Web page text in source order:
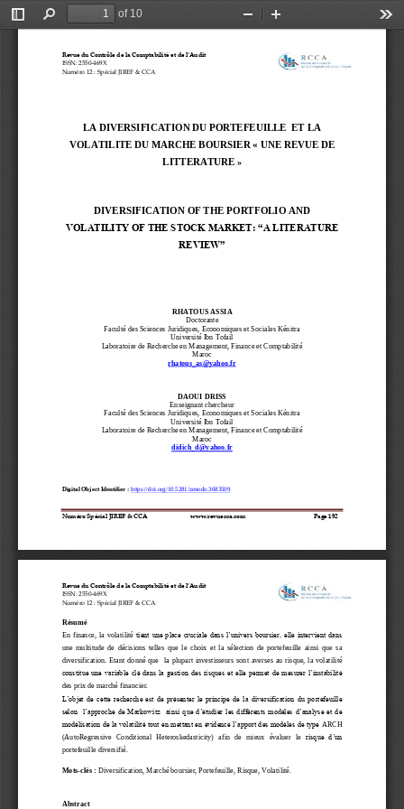
Toggle
Find
of 10
Zoom
Revue du Contrôle de la Comptabilité et de l’Audit
ISSN: 2550-469X
Numéro 12 : Spécial JIREF & CCA
Numéro Spécial JIREF & CCA                            www.revuecca.com Page 192
LA DIVERSIFICATION DU PORTEFEUILLE  ET LA
VOLATILITE DU MARCHE BOURSIER « UNE REVUE DE
LITTERATURE »
DIVERSIFICATION OF THE PORTFOLIO AND
VOLATILITY OF THE STOCK MARKET: “A LITERATURE
REVIEW”
RHATOUS ASSIA
Doctorante
Faculté des Sciences Juridiques, Economiques et Sociales Kénitra
Université Ibn Tofail
Laboratoire de Recherche en Management, Finance et Comptabilité
Maroc
rhatous_as@yahoo.fr
DAOUI DRISS
Enseignant chercheur
Faculté des Sciences Juridiques, Economiques et Sociales Kénitra
Université Ibn Tofail
Laboratoire de Recherche en Management, Finance et Comptabilité
Maroc
didich_d@yahoo.fr
Digital Object Identifier : https://doi.org/10.5281/zenodo.3683509
Revue du Contrôle de la Comptabilité et de l’Audit
ISSN: 2550-469X
Numéro 12 : Spécial JIREF & CCA
Résumé
En  finance,  la  volatilité tient une place cruciale dans l’univers boursier, elle intervient dans
une  multitude  de  décisions  telles  que  le  choix  et  la  sélection  de  portefeuille  ainsi  que  sa
diversification.  Etant  donné  que    la  plupart  investisseurs sont  averses  au  risque,  la  volatilité
constitue une variable clé dans la gestion des risques et elle permet de mesurer l’instabilité
des prix de marché financier.
L’objet de cette recherche est de présenter le principe de la diversification du portefeuille
selon  l’approche de Markowitz  ainsi que d’étudier les différents modèles d’analyse et de
modélisation de la volatilité tout en mettant en évidence l’apport des modèles de type ARCH
(AutoRegressive   Conditional   Heteroskedasticity)   afin   de   mieux   évaluer   le risque  d’un
portefeuille diversifié.
Mots -clés : Diversification, Marché boursier, Portefeuille, Risque, Volatilité.
Abstract